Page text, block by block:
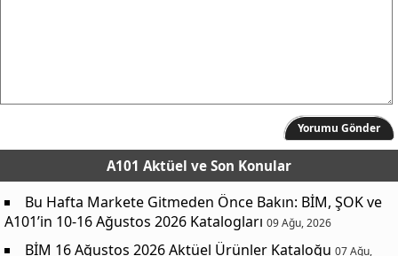
Yorumu Gönder
A101 Aktüel ve Son Konular
Bu Hafta Markete Gitmeden Önce Bakın: BİM, ŞOK ve
A101’in 10-16 Ağustos 2026 Katalogları 09 Ağu, 2026
BİM 16 Ağustos 2026 Aktüel Ürünler Kataloğu 07 Ağu,